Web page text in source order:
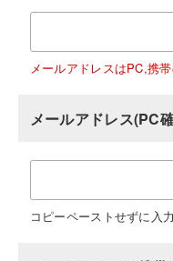
メールアドレスはPC,携
メールアドレス(PC
コピーペーストせずに入